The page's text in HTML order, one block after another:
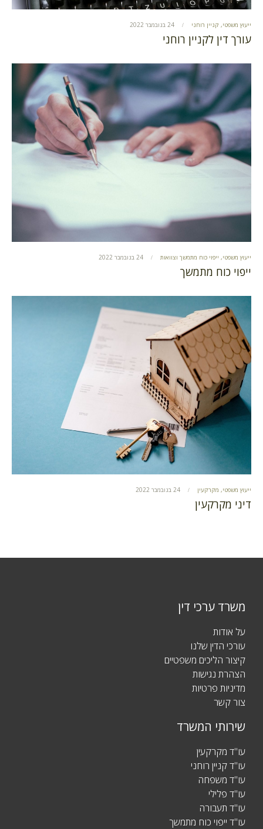
ייעוץ משפטי, קניין רוחני 24 בנובמבר 2022
עורך דין לקניין רוחני
ייעוץ משפטי, ייפוי כוח מתמשך וצוואות 24 בנובמבר 2022
ייפוי כוח מתמשך
ייעוץ משפטי, מקרקעין 24 בנובמבר 2022
דיני מקרקעין
משרד ערכי דין
על אודות
עורכי הדין שלנו
קיצור הליכים משפטיים
הצהרת נגישות
מדיניות פרטיות
צור קשר
שירותי המשרד
עו"ד מקרקעין
עו"ד קניין רוחני
עו"ד משפחה
עו"ד פלילי
עו"ד תעבורה
עו"ד ייפוי כוח מתמשך